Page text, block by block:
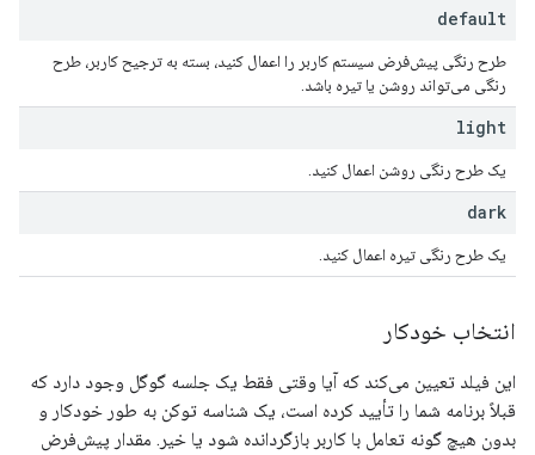
default
طرح رنگی پیش‌فرض سیستم کاربر را اعمال کنید، بسته به ترجیح کاربر، طرح
رنگی می‌تواند روشن یا تیره باشد.
light
یک طرح رنگی روشن اعمال کنید.
dark
یک طرح رنگی تیره اعمال کنید.
انتخاب خودکار
این فیلد تعیین می‌کند که آیا وقتی فقط یک جلسه گوگل وجود دارد که
قبلاً برنامه شما را تأیید کرده است، یک شناسه توکن به طور خودکار و
بدون هیچ گونه تعامل با کاربر بازگردانده شود یا خیر. مقدار پیش‌فرض